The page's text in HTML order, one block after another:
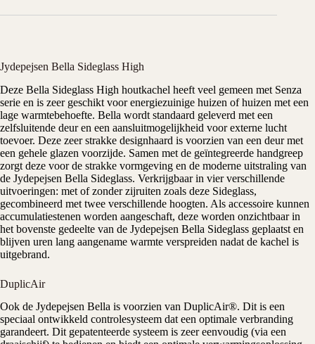
Jydepejsen Bella Sideglass High
Deze Bella Sideglass High houtkachel heeft veel gemeen met Senza
serie en is zeer geschikt voor energiezuinige huizen of huizen met een
lage warmtebehoefte. Bella wordt standaard geleverd met een
zelfsluitende deur en een aansluitmogelijkheid voor externe lucht
toevoer. Deze zeer strakke designhaard is voorzien van een deur met
een gehele glazen voorzijde. Samen met de geïntegreerde handgreep
zorgt deze voor de strakke vormgeving en de moderne uitstraling van
de Jydepejsen Bella Sideglass. Verkrijgbaar in vier verschillende
uitvoeringen: met of zonder zijruiten zoals deze Sideglass,
gecombineerd met twee verschillende hoogten. Als accessoire kunnen
accumulatiestenen worden aangeschaft, deze worden onzichtbaar in
het bovenste gedeelte van de Jydepejsen Bella Sideglass geplaatst en
blijven uren lang aangename warmte verspreiden nadat de kachel is
uitgebrand.
DuplicAir
Ook de Jydepejsen Bella is voorzien van DuplicAir®. Dit is een
speciaal ontwikkeld controlesysteem dat een optimale verbranding
garandeert. Dit gepatenteerde systeem is zeer eenvoudig (via een